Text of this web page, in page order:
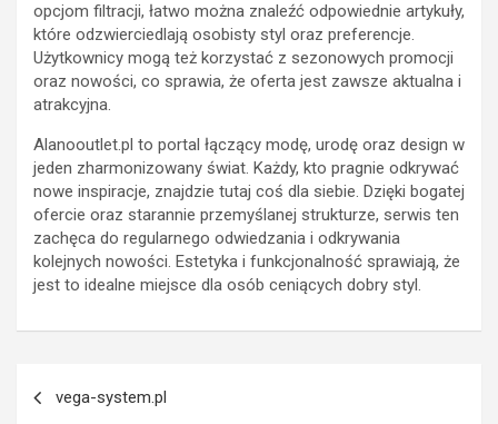
opcjom filtracji, łatwo można znaleźć odpowiednie artykuły,
które odzwierciedlają osobisty styl oraz preferencje.
Użytkownicy mogą też korzystać z sezonowych promocji
oraz nowości, co sprawia, że oferta jest zawsze aktualna i
atrakcyjna.
Alanooutlet.pl to portal łączący modę, urodę oraz design w
jeden zharmonizowany świat. Każdy, kto pragnie odkrywać
nowe inspiracje, znajdzie tutaj coś dla siebie. Dzięki bogatej
ofercie oraz starannie przemyślanej strukturze, serwis ten
zachęca do regularnego odwiedzania i odkrywania
kolejnych nowości. Estetyka i funkcjonalność sprawiają, że
jest to idealne miejsce dla osób ceniących dobry styl.
wpisu
vega-system.pl